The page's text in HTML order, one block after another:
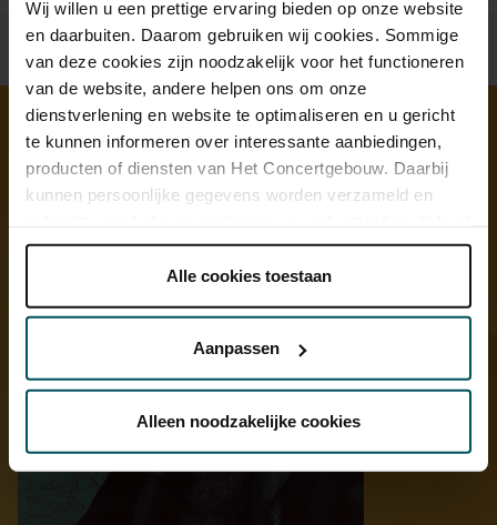
Wij willen u een prettige ervaring bieden op onze website
en daarbuiten. Daarom gebruiken wij cookies. Sommige
van deze cookies zijn noodzakelijk voor het functioneren
van de website, andere helpen ons om onze
dienstverlening en website te optimaliseren en u gericht
te kunnen informeren over interessante aanbiedingen,
producten of diensten van Het Concertgebouw. Daarbij
kunnen persoonlijke gegevens worden verzameld en
onder 'aanpassen' zelf welke cookies wij mogen
Lees onze cookieverklaring hier. Lees onze
Via decookieverklaringop onze website kunt u uw
We werken samen met
kunnen ontvangen en verwerken.
Alle cookies toestaan
Aanpassen
Alleen noodzakelijke cookies
Ontdek meer